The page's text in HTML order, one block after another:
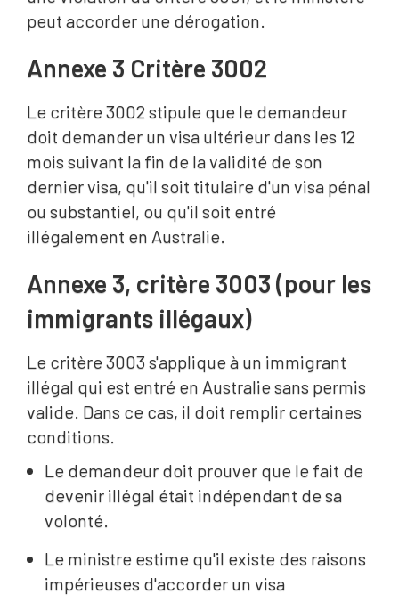
peut accorder une dérogation.
Annexe 3 Critère 3002
Le critère 3002 stipule que le demandeur
doit demander un visa ultérieur dans les 12
mois suivant la fin de la validité de son
dernier visa, qu'il soit titulaire d'un visa pénal
ou substantiel, ou qu'il soit entré
illégalement en Australie.
Annexe 3, critère 3003 (pour les
immigrants illégaux)
Le critère 3003 s'applique à un immigrant
illégal qui est entré en Australie sans permis
valide. Dans ce cas, il doit remplir certaines
conditions.
Le demandeur doit prouver que le fait de
devenir illégal était indépendant de sa
volonté.
Le ministre estime qu'il existe des raisons
impérieuses d'accorder un visa